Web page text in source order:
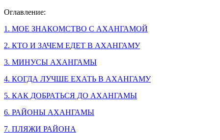
Оглавление:
1. МОЕ ЗНАКОМСТВО С АХАНГАМОЙ
2. КТО И ЗАЧЕМ ЕДЕТ В АХАНГАМУ
3. МИНУСЫ АХАНГАМЫ
4. КОГДА ЛУЧШЕ ЕХАТЬ В АХАНГАМУ
5. КАК ДОБРАТЬСЯ ДО АХАНГАМЫ
6. РАЙОНЫ АХАНГАМЫ
7. ПЛЯЖИ РАЙОНА